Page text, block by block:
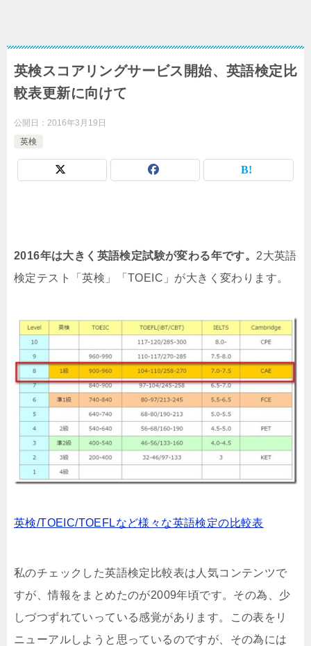
英検スコアリングサービス開始、英語検定比
較表更新に向けて
公開日： 2016年3月19日
英検
2016年は大きく英語検定試験が変わる年です。 2大英語
検定テスト「英検」「TOEIC」が大きく変わります。
英検/TOEIC/TOEFLなど様々な英語検定の比較表
私のチェックした英語検定比較表は人気コンテンツで
すが、情報をまとめたのが2009年頃です。その為、少
しづつずれていっている感覚があります。この表をリ
ニューアルしようと思っているのですが、その為には